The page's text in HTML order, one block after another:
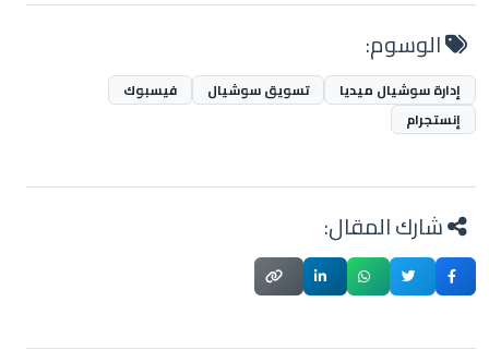
الوسوم:
إدارة سوشيال ميديا تسويق سوشيال
فيسبوك
إنستجرام
شارك المقال: